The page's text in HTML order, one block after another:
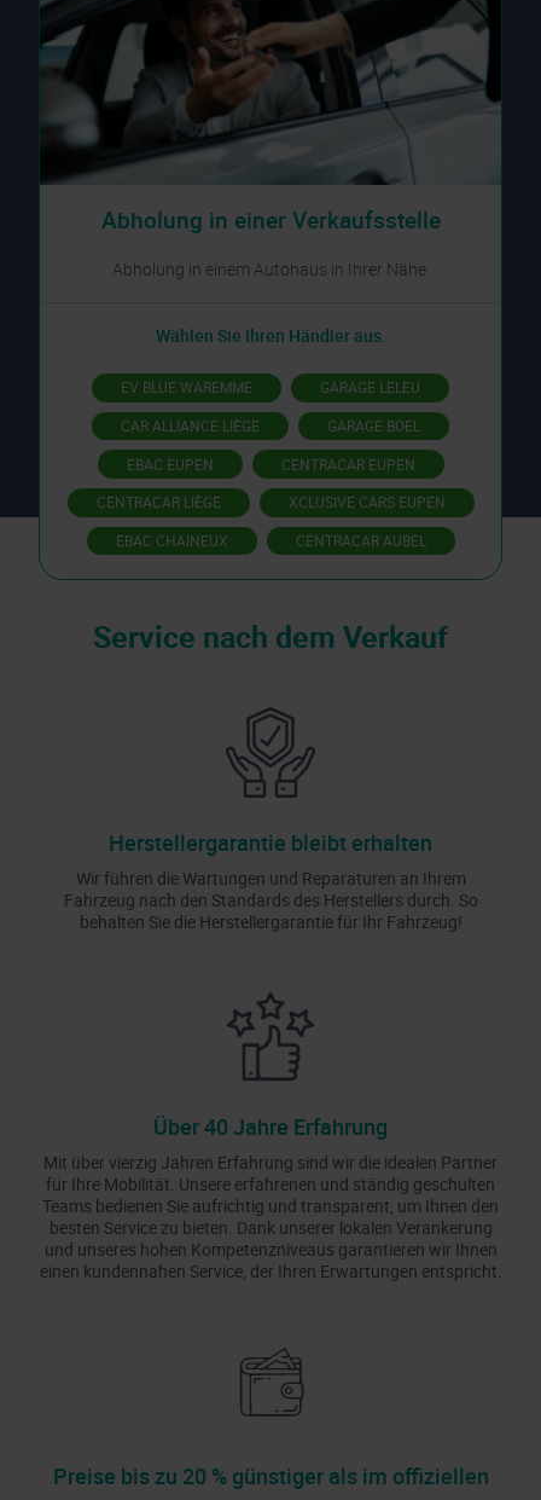
Abholung in einer Verkaufsstelle
Abholung in einem Autohaus in Ihrer Nähe.
Wählen Sie Ihren Händler aus.
EV BLUE WAREMME
GARAGE LELEU
CAR ALLIANCE LIÈGE
GARAGE BOEL
EBAC EUPEN
CENTRACAR EUPEN
CENTRACAR LIÈGE
XCLUSIVE CARS EUPEN
EBAC CHAINEUX
CENTRACAR AUBEL
Service nach dem Verkauf
Herstellergarantie bleibt erhalten
Wir führen die Wartungen und Reparaturen an Ihrem
Fahrzeug nach den Standards des Herstellers durch. So
behalten Sie die Herstellergarantie für Ihr Fahrzeug!
Über 40 Jahre Erfahrung
Mit über vierzig Jahren Erfahrung sind wir die idealen Partner
für Ihre Mobilität. Unsere erfahrenen und ständig geschulten
Teams bedienen Sie aufrichtig und transparent, um Ihnen den
besten Service zu bieten. Dank unserer lokalen Verankerung
und unseres hohen Kompetenzniveaus garantieren wir Ihnen
einen kundennahen Service, der Ihren Erwartungen entspricht.
Preise bis zu 20 % günstiger als im offiziellen